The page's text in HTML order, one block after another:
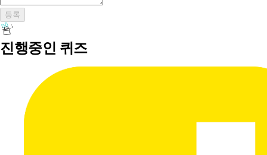
등록
진행중인 퀴즈